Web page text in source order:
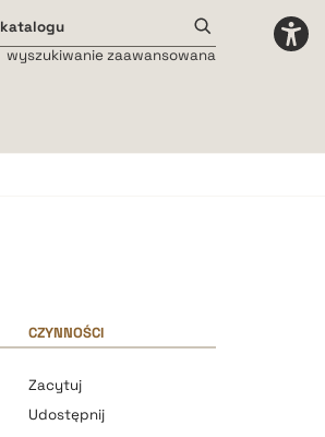
wyszukiwanie zaawansowana
CZYNNOŚCI
Zacytuj
Udostępnij